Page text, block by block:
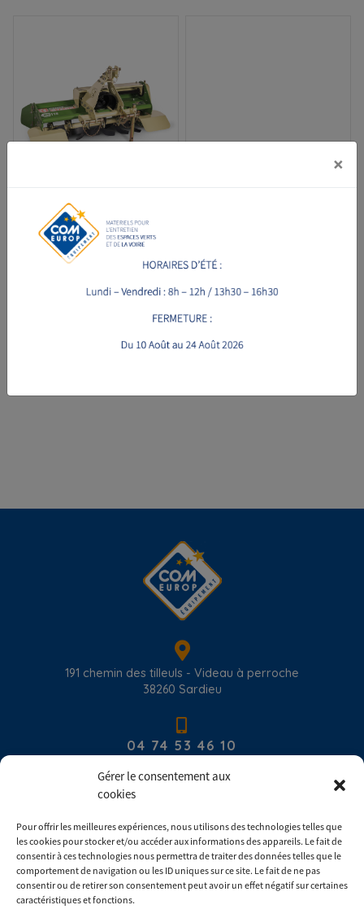
Gérer le consentement aux
cookies
Pour offrir les meilleures expériences, nous utilisons des technologies telles que
les cookies pour stocker et/ou accéder aux informations des appareils. Le fait de
consentir à ces technologies nous permettra de traiter des données telles que le
comportement de navigation ou les ID uniques sur ce site. Le fait de ne pas
consentir ou de retirer son consentement peut avoir un effet négatif sur certaines
caractéristiques et fonctions.
VOIR LA FICHE PRODUIT
191 chemin des tilleuls - Videau à perroche
38260 Sardieu
04 74 53 46 10
contact@com-europ-equipement.com
Du lundi au vendredi : 8h00 - 17h30
Consulter les conditions générales de ventes
×